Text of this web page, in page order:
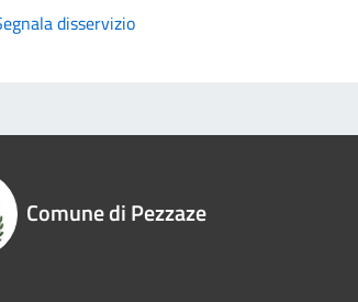
disservizio
Comune di Pezzaze